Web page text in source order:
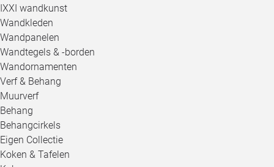
IXXI wandkunst
Wandkleden
Wandpanelen
Wandtegels & -borden
Wandornamenten
Verf & Behang
Muurverf
Behang
Behangcirkels
Eigen Collectie
Koken & Tafelen